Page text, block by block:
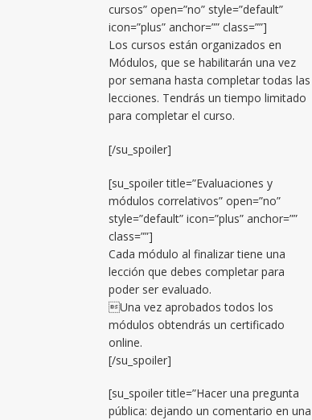
cursos” open=”no” style=”default”
icon=”plus” anchor=”” class=””]
Los cursos están organizados en
Módulos, que se habilitarán una vez
por semana hasta completar todas las
lecciones. Tendrás un tiempo limitado
para completar el curso.
[/su_spoiler]
[su_spoiler title=”Evaluaciones y
módulos correlativos” open=”no”
style=”default” icon=”plus” anchor=””
class=””]
Cada módulo al finalizar tiene una
lección que debes completar para
poder ser evaluado.
Una vez aprobados todos los
módulos obtendrás un certificado
online.
[/su_spoiler]
[su_spoiler title=”Hacer una pregunta
pública: dejando un comentario en una